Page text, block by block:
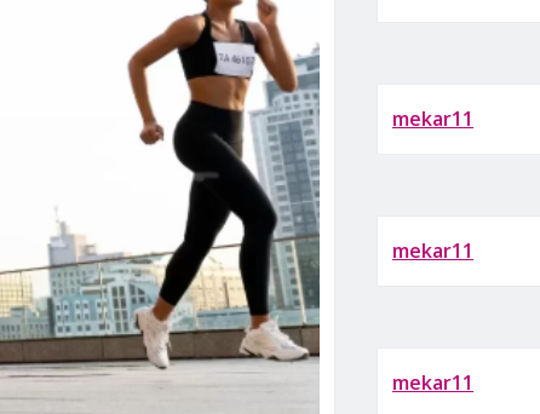
mekar11
mekar11
mekar11